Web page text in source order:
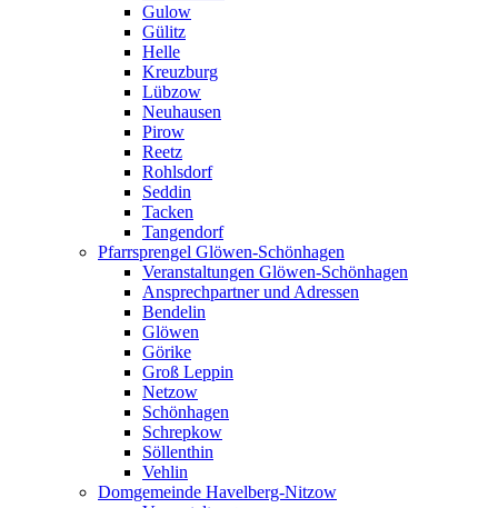
Gulow
Gülitz
Helle
Kreuzburg
Lübzow
Neuhausen
Pirow
Reetz
Rohlsdorf
Seddin
Tacken
Tangendorf
Pfarrsprengel Glöwen-Schönhagen
Veranstaltungen Glöwen-Schönhagen
Ansprechpartner und Adressen
Bendelin
Glöwen
Görike
Groß Leppin
Netzow
Schönhagen
Schrepkow
Söllenthin
Vehlin
Domgemeinde Havelberg-Nitzow